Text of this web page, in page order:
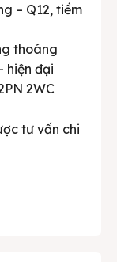
– Q12, tiềm
thoáng
hiện đại
2WC
tư vấn chi